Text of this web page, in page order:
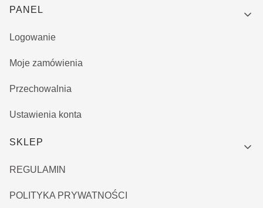
Linki w stopce
PANEL
Logowanie
Moje zamówienia
Przechowalnia
Ustawienia konta
SKLEP
REGULAMIN
POLITYKA PRYWATNOŚCI